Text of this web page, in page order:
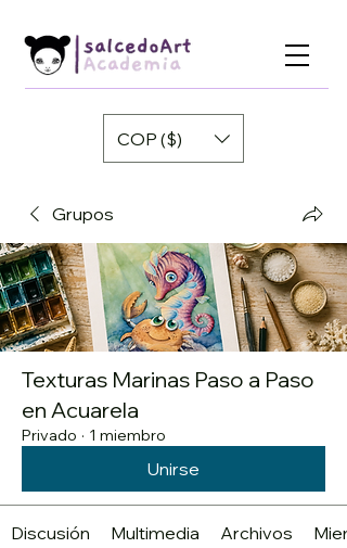
COP ($)
Grupos
Texturas Marinas Paso a Paso
en Acuarela
Privado · 1 miembro
Unirse
Discusión Multimedia Archivos